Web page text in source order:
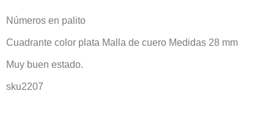
Números en palito
Cuadrante color plata Malla de cuero Medidas 28 mm
Muy buen estado.
sku2207